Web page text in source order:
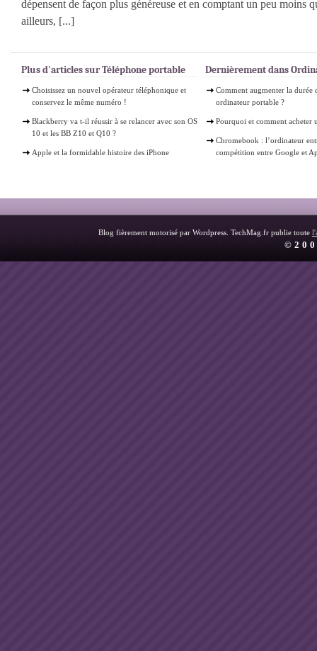
dépensent de façon plus généreuse et en comptant un peu moins
ailleurs, [...]
Plus d'articles sur Téléphone portable
Choisissez un nouvel opérateur téléphonique et
conservez le même numéro !
Blackberry va t-il réussir à se relancer avec son OS
10 et les BB Z10 et Q10 ?
Apple et la formidable histoire des iPhone
Dernièrement dans
Comment augmenter la durée
ordinateur portable ?
Pourquoi et comment acheter
Chromebook : l’ordinateur
compétition entre Google et
Blog fièrement motorisé par Wordpress. TechMag.fr publie toute